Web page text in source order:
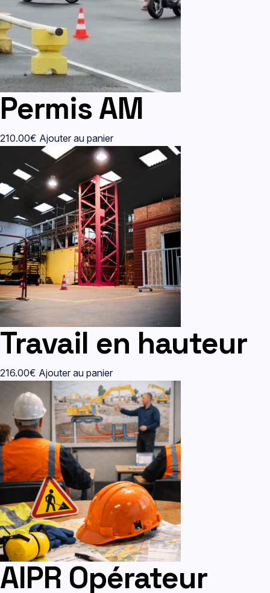
Permis AM
210.00€ Ajouter au panier
Travail en hauteur
216.00€ Ajouter au panier
AIPR Opérateur